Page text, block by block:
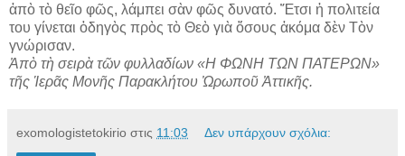
ἀπὸ τὸ θεῖο φῶς, λάμπει σὰν φῶς δυνατό. Ἔτσι ἡ πολιτεία
του γίνεται ὁδηγὸς πρὸς τὸ Θεὸ γιὰ ὅσους ἀκόμα δὲν Τὸν
γνώρισαν.
Ἀπὸ τὴ σειρὰ τῶν φυλλαδίων «Η ΦΩΝΗ ΤΩΝ ΠΑΤΕΡΩΝ»
τῆς Ἱερᾶς Μονῆς Παρακλήτου Ὠρωποῦ Ἀττικῆς.
exomologistetokirio στις 11:03 Δεν υπάρχουν σχόλια: